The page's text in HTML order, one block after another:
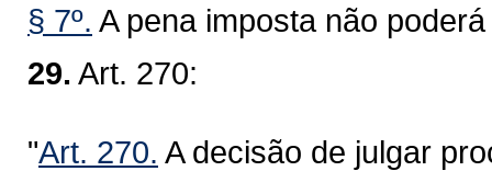
§ 7º. A pena imposta não
29. Art. 270:
"Art. 270. A decisão de julgar